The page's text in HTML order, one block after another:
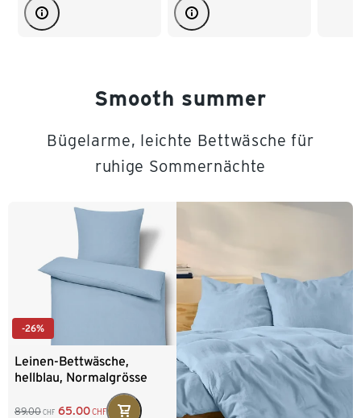
Smooth summer
Bügelarme, leichte Bettwäsche für
ruhige Sommernächte
-26%
Leinen-Bettwäsche,
hellblau, Normalgrösse
89.00 CHF 65.00CHF